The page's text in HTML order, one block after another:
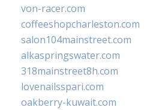
von-racer.com
coffeeshopcharleston.com
salon104mainstreet.com
alkaspringswater.com
318mainstreet8h.com
lovenailsspari.com
oakberry-kuwait.com